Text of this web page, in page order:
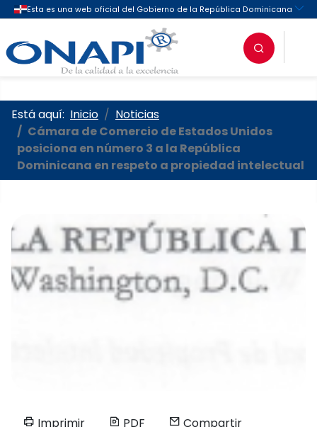
Oficina Nacional de la
Está aquí: Inicio
Noticias
Cámara de Comercio de Estados Unidos
posiciona en número 3 a la República
Dominicana en respeto a propiedad intelectual
Imprimir PDF Compartir